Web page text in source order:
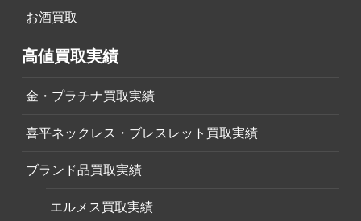
お酒買取
高値買取実績
金・プラチナ買取実績
喜平ネックレス・ブレスレット買取実績
ブランド品買取実績
エルメス買取実績